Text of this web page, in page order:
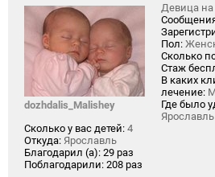
dozhdalis_Malishey
Девица
Пол:
Сколько
Стаж
В каких
лечение:
Где было
Ярославль
Сколько у вас детей: 4
Откуда: Ярославль
Благодарил (а): 29 раз
Поблагодарили: 208 раз